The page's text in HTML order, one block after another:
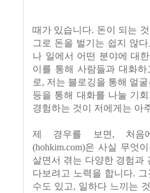
때가 있습니다. 돈이 되는
그로 돈을 벌기는 쉽지 않
나 일에서 어떤 분야에 대
이를 통해 사람들과 대화
로, 저는 블로깅을 통해 얼
등을 통해 대화를 나눌 기
경험하는 것이 저에게는 아
제 경우를 보면, 처음에
(hohkim.com)은 사실 무엇
살면서 겪는 다양한 경험과
다보려고 노력을 합니다.
수도 있고, 일하다 느끼는